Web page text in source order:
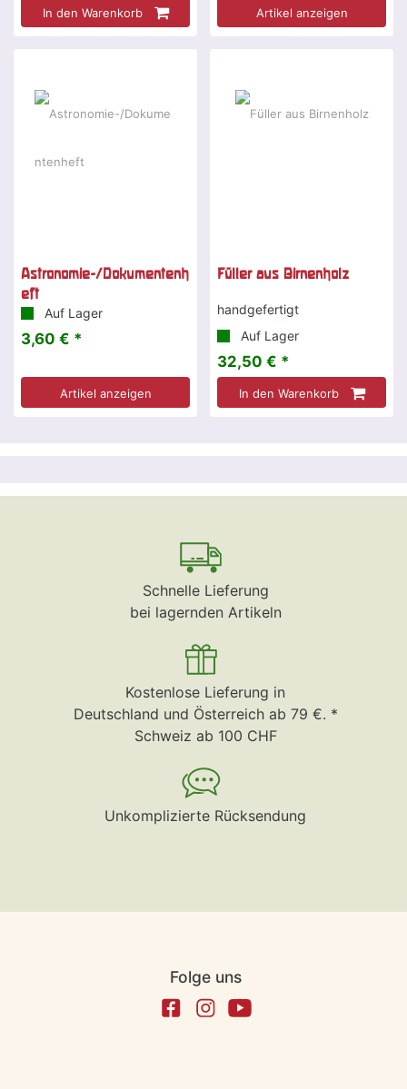
In den Warenkorb Artikel anzeigen
Astronomie-/Dokumentenh
eft
Auf Lager
3,60 € *
Artikel anzeigen
Füller aus Birnenholz
handgefertigt
Auf Lager
32,50 € *
In den Warenkorb
Schnelle Lieferung
bei lagernden Artikeln
Kostenlose Lieferung in
Deutschland und Österreich ab 79 €. *
Schweiz ab 100 CHF
Unkomplizierte Rücksendung
Folge uns